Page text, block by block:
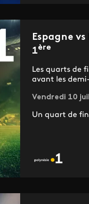
Espagne
1ère
Les quarts de
avant les
Vendredi 10
Un quart de